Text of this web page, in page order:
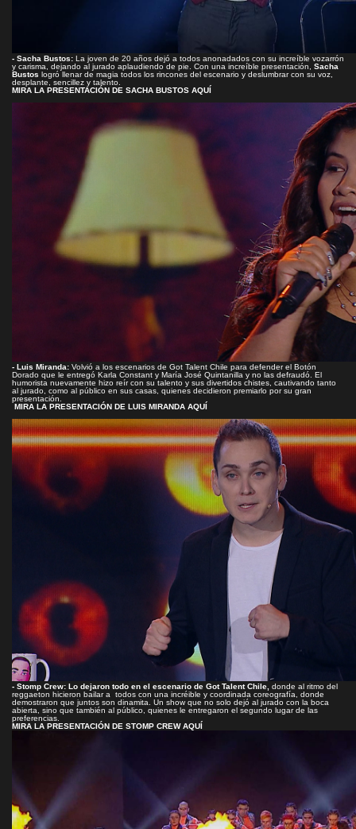
- Sacha Bustos: La joven de 20 años dejó a todos anonadados con su increíble vozarrón
y carisma, dejando al jurado aplaudiendo de pie. Con una increíble presentación, Sacha
Bustos logró llenar de magia todos los rincones del escenario y deslumbrar con su voz,
desplante, sencillez y talento.
MIRA LA PRESENTACIÓN DE SACHA BUSTOS AQUÍ
- Luis Miranda: Volvió a los escenarios de Got Talent Chile para defender el Botón
Dorado que le entregó Karla Constant y María José Quintanilla y no las defraudó. El
humorista nuevamente hizo reír con su talento y sus divertidos chistes, cautivando tanto
al jurado, como al público en sus casas, quienes decidieron premiarlo por su gran
presentación.
MIRA LA PRESENTACIÓN DE LUIS MIRANDA AQUÍ
- Stomp Crew: Lo dejaron todo en el escenario de Got Talent Chile, donde al ritmo del
reggaeton hicieron bailar a todos con una incréible y coordinada coreografía, donde
demostraron que juntos son dinamita. Un show que no solo dejó al jurado con la boca
abierta, sino que también al público, quienes le entregaron el segundo lugar de las
preferencias.
MIRA LA PRESENTACIÓN DE STOMP CREW AQUÍ